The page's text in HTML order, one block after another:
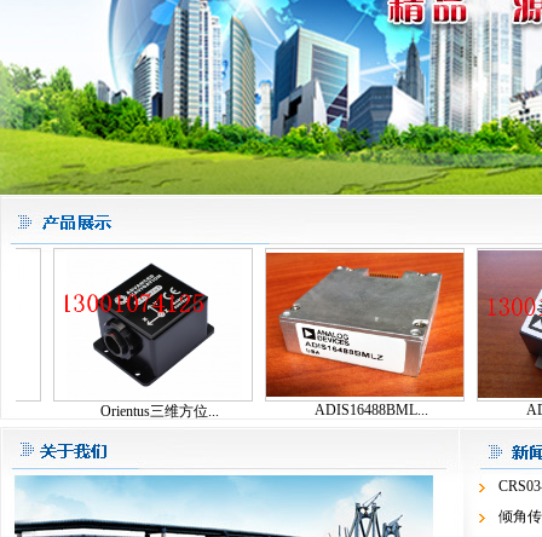
Orientus三维方位... ADIS16488BML...
倾角